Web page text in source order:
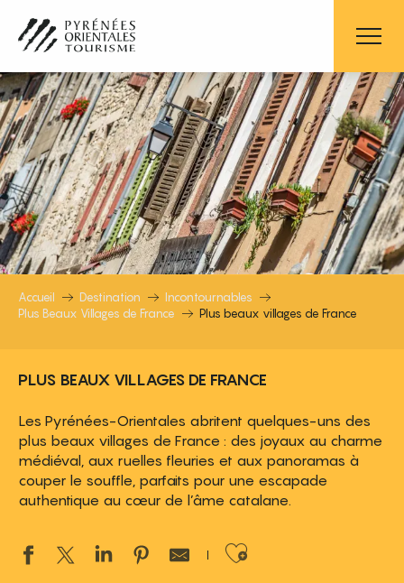
contenu
principal
Accueil Destination
Incontournables
Plus Beaux Villages de France
Plus beaux villages de France
PLUS BEAUX VILLAGES DE FRANCE
PLUS BEAUX VILLAGES DE FRANCE
Les Pyrénées-Orientales abritent quelques-uns des
plus beaux villages de France : des joyaux au charme
médiéval, aux ruelles fleuries et aux panoramas à
couper le souffle, parfaits pour une escapade
authentique au cœur de l’âme catalane.
Ajouter aux